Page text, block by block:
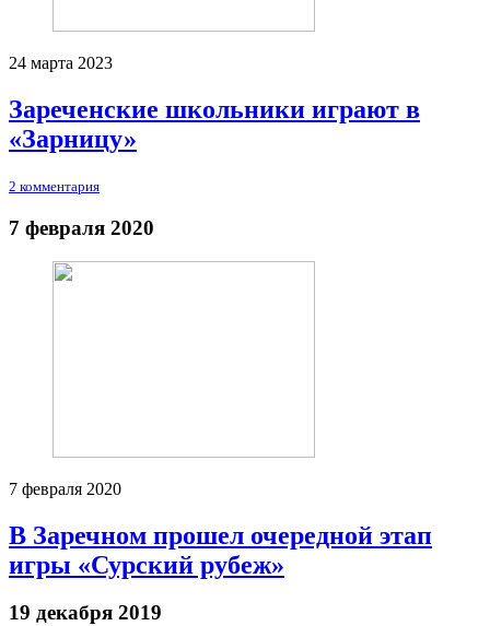
24 марта 2023
Зареченские школьники играют в
«Зарницу»
2 комментария
7 февраля 2020
7 февраля 2020
В Заречном прошел очередной этап
игры «Сурский рубеж»
19 декабря 2019